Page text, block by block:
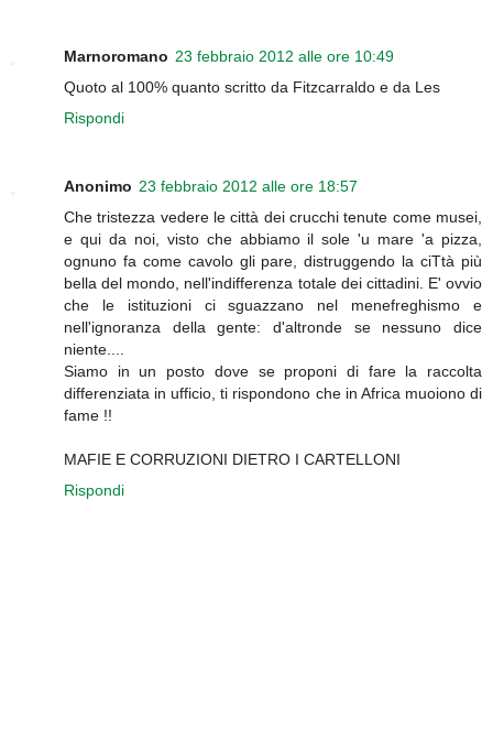
Marnoromano 23 febbraio 2012 alle ore 10:49
Quoto al 100% quanto scritto da Fitzcarraldo e da Les
Rispondi
Anonimo 23 febbraio 2012 alle ore 18:57
Che tristezza vedere le città dei crucchi tenute come musei,
e qui da noi, visto che abbiamo il sole 'u mare 'a pizza,
ognuno fa come cavolo gli pare, distruggendo la ciTtà più
bella del mondo, nell'indifferenza totale dei cittadini. E' ovvio
che le istituzioni ci sguazzano nel menefreghismo e
nell'ignoranza della gente: d'altronde se nessuno dice
niente....
Siamo in un posto dove se proponi di fare la raccolta
differenziata in ufficio, ti rispondono che in Africa muoiono di
fame !!
MAFIE E CORRUZIONI DIETRO I CARTELLONI
Rispondi